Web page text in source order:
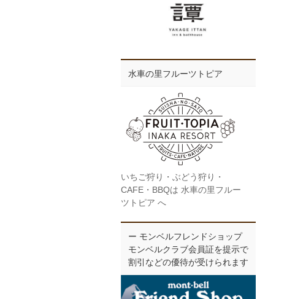
水車の里フルーツトピア
いちご狩り・ぶどう狩り・
CAFE・BBQは 水車の里フルー
ツトピア へ
ー モンベルフレンドショップ
モンベルクラブ会員証を提示で
割引などの優待が受けられます